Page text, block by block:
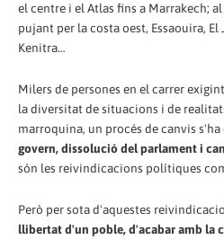
el centre i el Atlas fins a Marrakech;
pujant per la costa oest, Essaouira, El
Kenitra…
Milers de persones en el carrer
la diversitat de situacions i de
marroquina, un procés de canvis s'ha
govern, dissolució del parlament i
són les reivindicacions polítiques
Però per sota d'aquestes
llibertat d'un poble, d'acabar amb la